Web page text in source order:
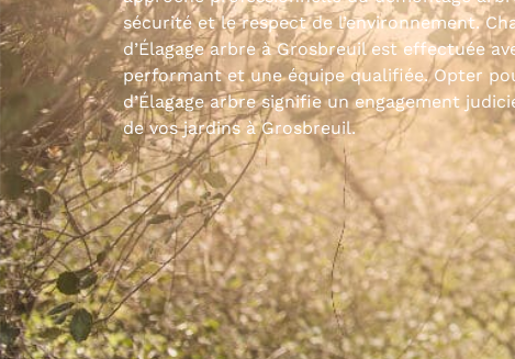
sécurité et le respect de l’environnement.
d’Élagage arbre à Grosbreuil est effectuée
performant et une équipe qualifiée. Opter
d’Élagage arbre signifie un engagement
de vos jardins à Grosbreuil.